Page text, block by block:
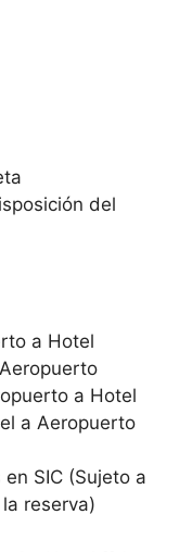
del
a Hotel
a Hotel
a Aeropuerto
SIC (Sujeto a
reserva)